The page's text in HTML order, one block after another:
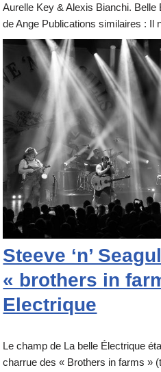
Aurelle Key & Alexis Bianchi.
de Ange Publications similaires : Il
Steeve ‘n’
« brothers in
Electrique
Le champ de La belle Électrique
charrue des « Brothers in farms »